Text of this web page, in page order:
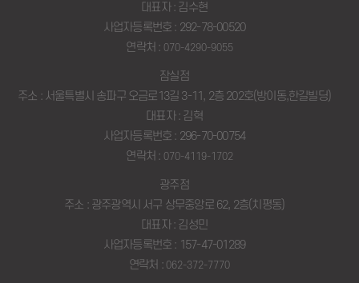
대표자 : 김수현
사업자등록번호 : 292-78-00520
연락처 : 070-4290-9055
잠실점
주소 : 서울특별시 송파구 오금로13길 3-11, 2층 202호(방이동,한길빌딩)
대표자 : 김혁
사업자등록번호 : 296-70-00754
연락처 : 070-4119-1702
광주점
주소 : 광주광역시 서구 상무중앙로 62, 2층(치평동)
대표자 : 김성민
사업자등록번호 : 157-47-01289
연락처 : 062-372-7770